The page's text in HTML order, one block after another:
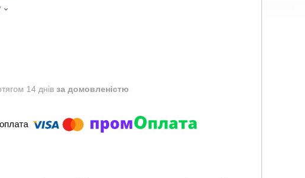
14 днів за домовленістю